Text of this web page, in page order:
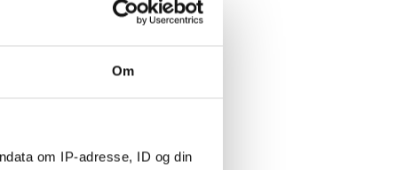
Om
om IP-adresse, ID og din